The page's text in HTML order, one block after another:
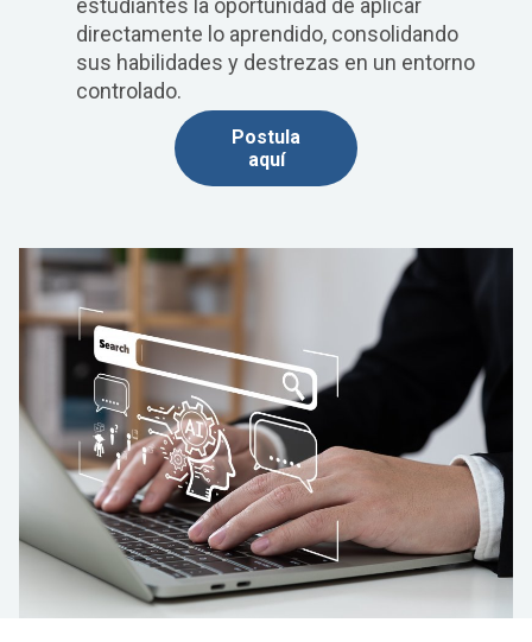
estudiantes la oportunidad de aplicar
directamente lo aprendido, consolidando
sus habilidades y destrezas en un entorno
controlado.
Postula
aquí